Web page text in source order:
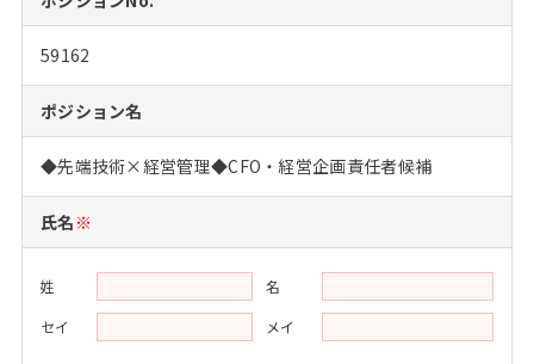
MBA留学生数の推移
インターン受入企業一覧
MBAを生かす求人特集
年齢と年収の相関図
外資系／面接攻略のコツ
キャリアに効く一冊
注目企業インタビュー
プロ経営者の特別セミナー
Career Talk Live
MBA NETWORKING
パブリシティ
ニュースリリース
59162
ポジション名
◆先端技術×経営管理◆CFO・経営企画責任者候補
氏名 ※
姓
名
セイ
メイ